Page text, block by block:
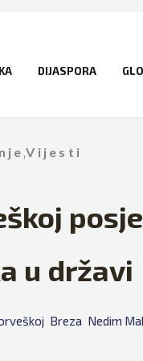
DIJASPORA
,Vijesti
u državi
Breza Nedim